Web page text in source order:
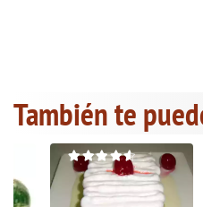
También te